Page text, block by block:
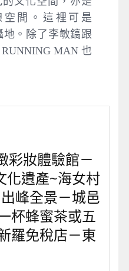
間。這裡可是
地。除了李敏鎬跟
MAN 也
彩妝體驗館－
化遺產~海女村
峰全景－城⾢
杯蜂蜜茶或五
羅免稅店－東